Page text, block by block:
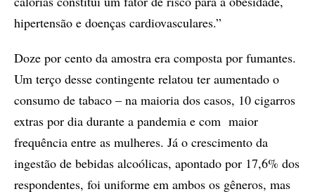
hipertensão e doenças cardiovasculares.”
Doze por cento da amostra era composta por fumantes.
Um terço desse contingente relatou ter aumentado o
consumo de tabaco – na maioria dos casos, 10 cigarros
extras por dia durante a pandemia e com maior
frequência entre as mulheres. Já o crescimento da
ingestão de bebidas alcoólicas, apontado por 17,6% dos
respondentes, foi uniforme em ambos os gêneros, mas